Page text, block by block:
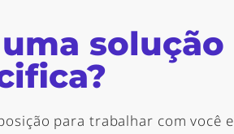
solução
para trabalhar com você e